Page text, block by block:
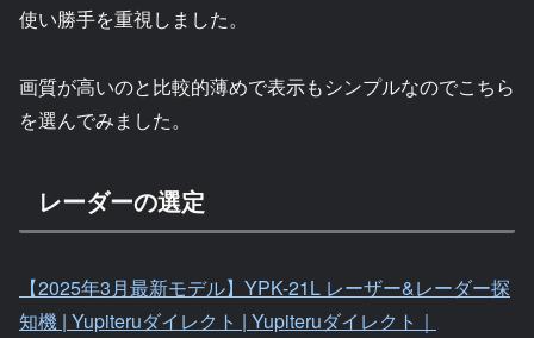
使い勝手を重視しました。
画質が高いのと比較的薄めで表示もシンプルなのでこちら
を選んでみました。
レーダーの選定
【2025年3月最新モデル】YPK-21L レーザー&レーダー探
知機 | Yupiteruダイレクト | Yupiteruダイレクト｜